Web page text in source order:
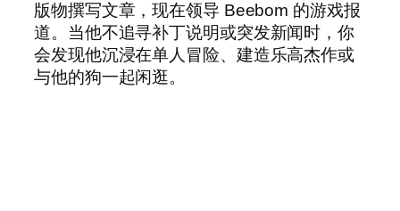
版物撰写文章，现在领导 Beebom 的游戏报
道。当他不追寻补丁说明或突发新闻时，你
会发现他沉浸在单人冒险、建造乐高杰作或
与他的狗一起闲逛。